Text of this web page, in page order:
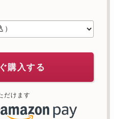
購入する
だけます